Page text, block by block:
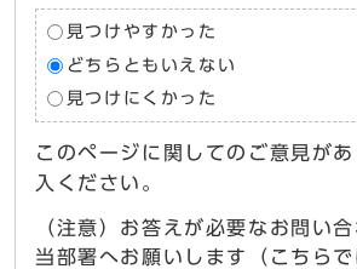
見つけやすかった
どちらともいえない
見つけにくかった
このページに関してのご意見が
入ください。
（注意）お答えが必要なお問い
当部署へお願いします（こちら